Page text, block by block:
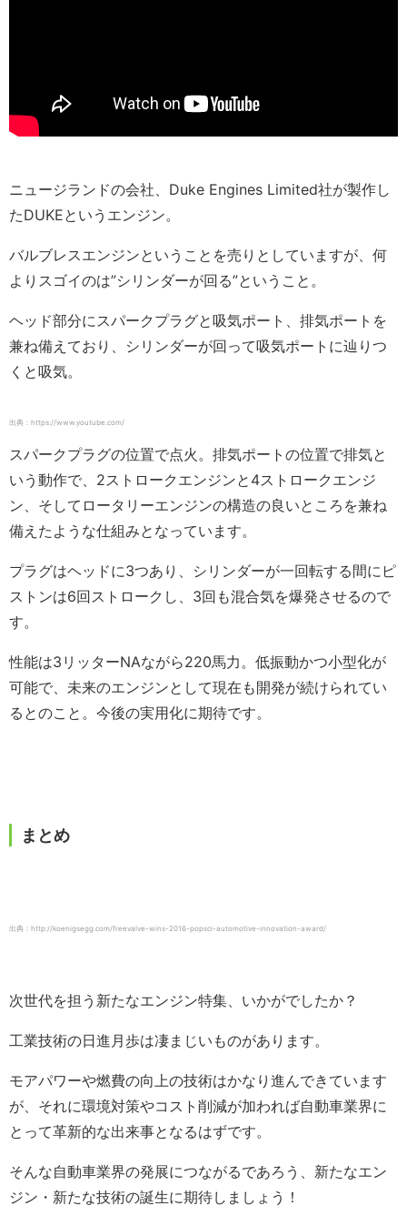
ニュージランドの会社、Duke Engines Limited社が製作し
たDUKEというエンジン。
バルブレスエンジンということを売りとしていますが、何
よりスゴイのは”シリンダーが回る”ということ。
ヘッド部分にスパークプラグと吸気ポート、排気ポートを
兼ね備えており、シリンダーが回って吸気ポートに辿りつ
くと吸気。
出典：https://www.youtube.com/
スパークプラグの位置で点火。排気ポートの位置で排気と
いう動作で、2ストロークエンジンと4ストロークエンジ
ン、そしてロータリーエンジンの構造の良いところを兼ね
備えたような仕組みとなっています。
プラグはヘッドに3つあり、シリンダーが一回転する間にピ
ストンは6回ストロークし、3回も混合気を爆発させるので
す。
性能は3リッターNAながら220馬力。低振動かつ小型化が
可能で、未来のエンジンとして現在も開発が続けられてい
るとのこと。今後の実用化に期待です。
まとめ
出典：http://koenigsegg.com/freevalve-wins-2016-popsci-automotive-innovation-award/
次世代を担う新たなエンジン特集、いかがでしたか？
工業技術の日進月歩は凄まじいものがあります。
モアパワーや燃費の向上の技術はかなり進んできています
が、それに環境対策やコスト削減が加われば自動車業界に
とって革新的な出来事となるはずです。
そんな自動車業界の発展につながるであろう、新たなエン
ジン・新たな技術の誕生に期待しましょう！